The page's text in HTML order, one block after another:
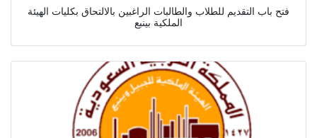
فتح باب التقديم للطلاب والطالبات الراغبين بالالتحاق بكليات الهيئة
الملكية بينبع